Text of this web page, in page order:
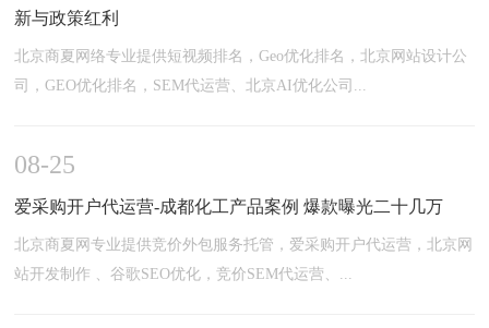
新与政策红利
北京商夏网络专业提供短视频排名，Geo优化排名，北京网站设计公
司，GEO优化排名，SEM代运营、北京AI优化公司...
08-25
爱采购开户代运营-成都化工产品案例 爆款曝光二十几万
北京商夏网专业提供竞价外包服务托管，爱采购开户代运营，北京网
站开发制作 、谷歌SEO优化，竞价SEM代运营、...